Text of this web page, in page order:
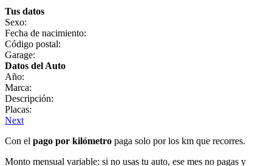
Tus datos
Sexo:
Fecha de nacimiento:
Código postal:
Garage:
Datos del Auto
Año:
Marca:
Descripción:
Placas:
Next
Con el pago por kilómetro paga solo por los km que recorres.
Monto mensual variable: si no usas tu auto, ese mes no pagas y